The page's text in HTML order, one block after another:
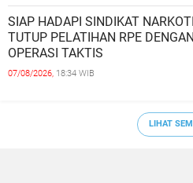
SIAP HADAPI SINDIKAT
TUTUP PELATIHAN RPE
OPERASI TAKTIS
07/08/2026, 18:34 WIB
LIHAT